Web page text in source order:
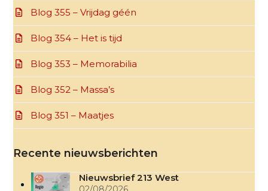
Blog 355 – Vrijdag géén
Blog 354 – Het is tijd
Blog 353 – Memorabilia
Blog 352 – Massa’s
Blog 351 – Maatjes
Recente nieuwsberichten
Nieuwsbrief 213 West